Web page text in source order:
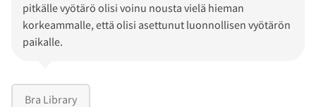
pitkälle vyötärö olisi voinu nousta vielä hieman
korkeammalle, että olisi asettunut luonnollisen vyötärön
paikalle.
Bra Library